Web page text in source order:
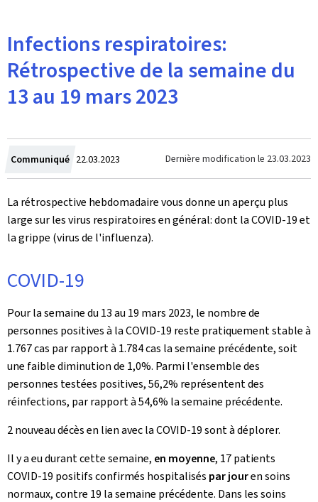
Infections respiratoires:
Rétrospective de la semaine du
13 au 19 mars 2023
Communiqué Crée
le
22.03.2023 Dernière modification le 23.03.2023
La rétrospective hebdomadaire vous donne un aperçu plus
large sur les virus respiratoires en général: dont la COVID-19 et
la grippe (virus de l'influenza).
COVID-19
Pour la semaine du 13 au 19 mars 2023, le nombre de
personnes positives à la COVID-19 reste pratiquement stable à
1.767 cas par rapport à 1.784 cas la semaine précédente, soit
une faible diminution de 1,0%. Parmi l'ensemble des
personnes testées positives, 56,2% représentent des
réinfections, par rapport à 54,6% la semaine précédente.
2 nouveau décès en lien avec la COVID-19 sont à déplorer.
Il y a eu durant cette semaine, en moyenne, 17 patients
COVID-19 positifs confirmés hospitalisés par jouren soins
normaux, contre 19 la semaine précédente. Dans les soins